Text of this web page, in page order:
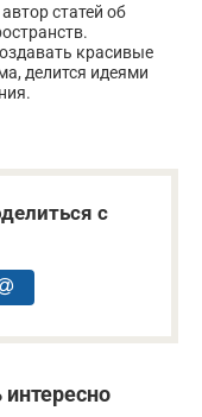
статей об
красивые
делится идеями
с